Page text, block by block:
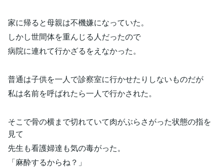
家に帰ると母親は不機嫌になっていた。
しかし世間体を重んじる人だったので
病院に連れて行かざるをえなかった。
普通は子供を一人で診察室に行かせたりしないものだが
私は名前を呼ばれたら一人で行かされた。
そこで骨の横まで切れていて肉がぶらさがった状態の指を
見て
先生も看護婦達も気の毒がった。
「麻酔するからね？」